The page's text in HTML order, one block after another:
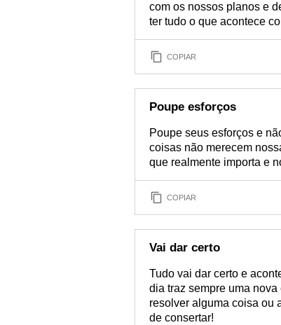
com os nossos planos e
ter tudo o que acontece
COPIAR
Poupe esforços
Poupe seus esforços e
coisas não merecem
que realmente importa e
COPIAR
Vai dar certo
Tudo vai dar certo e
dia traz sempre uma
resolver alguma coisa ou
de consertar!